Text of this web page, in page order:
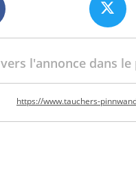
l'annonce dans le
https://www.tauchers-